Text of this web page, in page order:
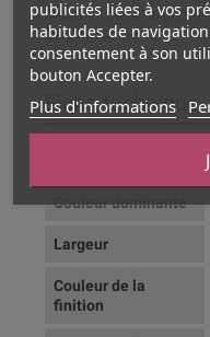
Matière : métal argente
Origine: Chine
Fiche technique
Couleur dominante
Largeur
Couleur de la
finition
publicités liées à vos
habitudes de
consentement à son
bouton Accepter.
Plus d'informations